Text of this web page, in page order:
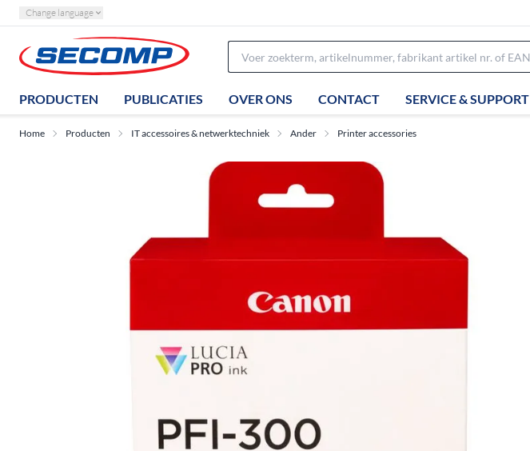
Change language
PRODUCTEN PUBLICATIES OVER ONS CONTACT SERVICE & SUPPORT
Home Producten IT accessoires & netwerktechniek Ander Printer accessories